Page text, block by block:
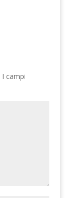
I campi